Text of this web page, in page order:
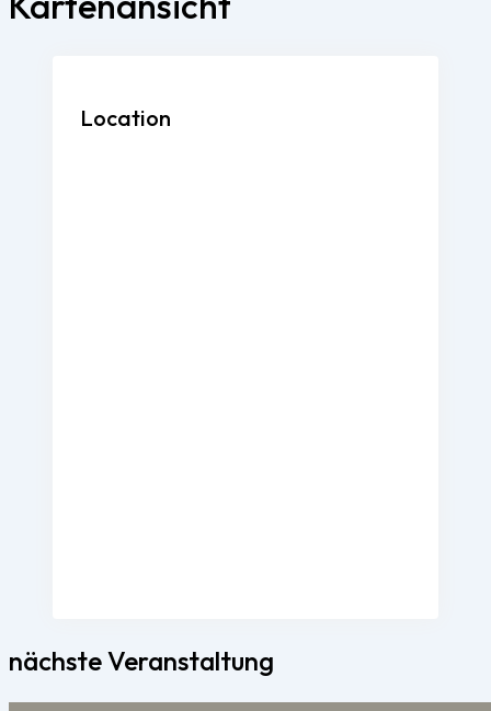
Location
nächste Veranstaltung